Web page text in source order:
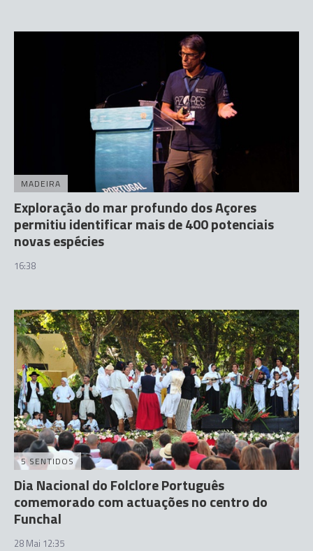
MADEIRA
Exploração do mar profundo dos Açores
permitiu identificar mais de 400 potenciais
novas espécies
16:38
5 SENTIDOS
Dia Nacional do Folclore Português
comemorado com actuações no centro do
Funchal
28 Mai 12:35